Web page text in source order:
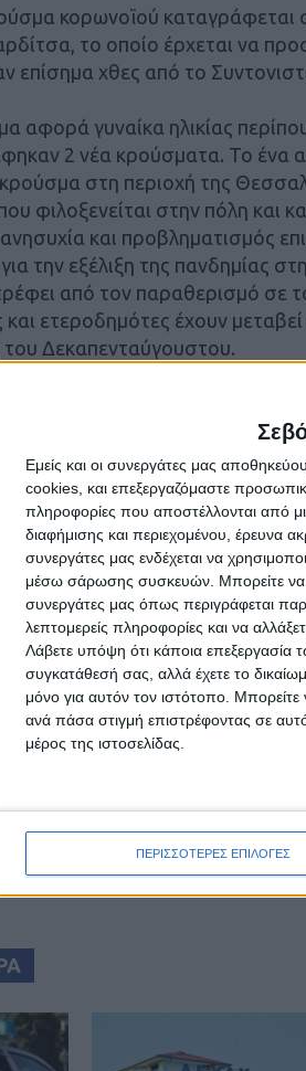
Εμείς και οι συνεργάτες μας
cookies, και επεξεργαζόμαστε
πληροφορίες που αποστέλλονται από
διαφήμισης και περιεχομένου, έρευνα
συνεργάτες μας ενδέχεται να
μέσω σάρωσης συσκευών. Μπορείτε να
συνεργάτες μας όπως περιγράφεται
λεπτομερείς πληροφορίες και να
Λάβετε υπόψη ότι κάποια επεξεργασία
συγκατάθεσή σας, αλλά έχετε το
μόνο για αυτόν τον ιστότοπο.
ανά πάσα στιγμή επιστρέφοντας σε
μέρος της ιστοσελίδας.
ΠΕΡΙΣΣΟΤΕΡΕΣ ΕΠΙΛΟΓΕΣ
κορωνοϊού
το οποίο έρχεται να
επίσημα χθες από το
αφορά γυναίκα ηλικίας
2 νέα κρούσματα. Το ένα
κρούσμα στη περιοχή της
φιλοξενείται στην πόλη και
και προβληματισμός
την εξέλιξη της πανδημίας
από τον παραθερισμό σε
και ετεροδημότες έχουν
του Δεκαπενταύγουστου.
την εφημερίδα ΝΕΟΣ
εξελίξεις στην περιοχή της Καρδίτσας
27χρονη
Στην
ΑΓΩΝ
neosagon.gr
Καθημερινή Πρωινή Εφημερίδα της